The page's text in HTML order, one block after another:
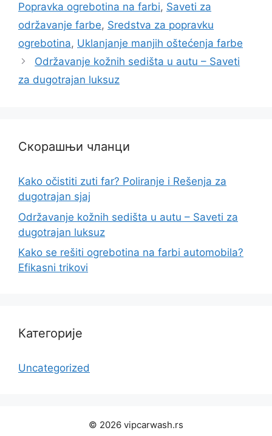
Popravka ogrebotina na farbi, Saveti za
održavanje farbe, Sredstva za popravku
ogrebotina, Uklanjanje manjih oštećenja farbe
Održavanje kožnih sedišta u autu – Saveti
za dugotrajan luksuz
Скорашњи чланци
Kako očistiti zuti far? Poliranje i Rešenja za
dugotrajan sjaj
Održavanje kožnih sedišta u autu – Saveti za
dugotrajan luksuz
Kako se rešiti ogrebotina na farbi automobila?
Efikasni trikovi
Категорије
Uncategorized
© 2026 vipcarwash.rs